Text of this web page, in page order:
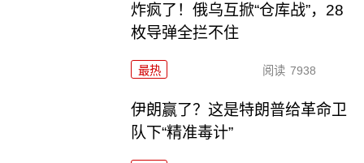
炸疯了！俄乌互掀“仓库战”，28
枚导弹全拦不住
最热 阅读 7938
伊朗赢了？这是特朗普给革命卫
队下“精准毒计”